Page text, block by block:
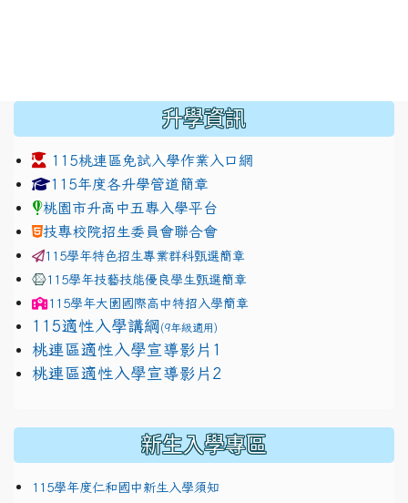
升學資訊
115桃連區免試入學作業入口網
link to https://www.jhjhs.tyc.edu.tw/modules/
115年度各升學管道簡章
桃園市升高中五專入學平台
技專校院招生委員會聯合會
115學年特色招生專業群科甄選簡章
115學年技藝技能優良學生甄選簡章
115學年大園國際高中特招入學簡章
115適性入學講綱 (9年級適用)
link to https://docs.google.com/presentation/d/
桃連區適性入學宣導影片1
link to https://docs.google.com/presentation/d/
桃連區適性入學宣導影片2
新生入學專區
115學年度仁和國中新生入學須知